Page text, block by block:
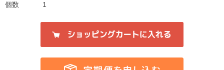
個数 1